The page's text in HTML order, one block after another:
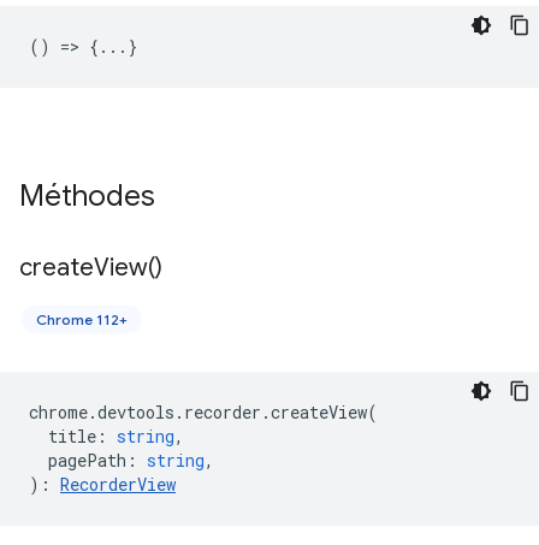
() => {...}
Méthodes
createView()
Chrome 112+
chrome.devtools . recorder .createView(
title : string,
pagePath : string,
) : RecorderView